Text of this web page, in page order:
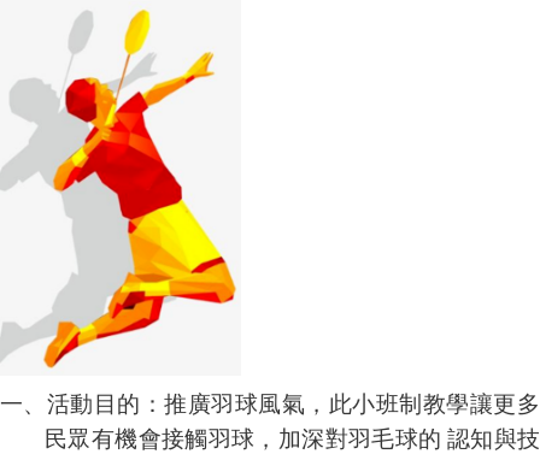
一、活動目的：推廣羽球風氣，此小班制教學讓更多
民眾有機會接觸羽球，加深對羽毛球的 認知與技